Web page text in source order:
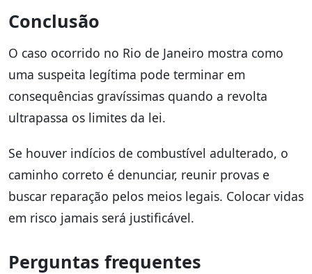
Conclusão
O caso ocorrido no Rio de Janeiro mostra como
uma suspeita legítima pode terminar em
consequências gravíssimas quando a revolta
ultrapassa os limites da lei.
Se houver indícios de combustível adulterado, o
caminho correto é denunciar, reunir provas e
buscar reparação pelos meios legais. Colocar vidas
em risco jamais será justificável.
Perguntas frequentes